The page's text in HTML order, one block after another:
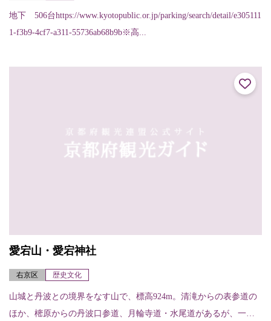
地下 506台https://www.kyotopublic.or.jp/parking/search/detail/e305111
1-f3b9-4cf7-a311-55736ab68b9b※高...
愛宕山・愛宕神社
右京区 歴史文化
山城と丹波との境界をなす山で、標高924m。清滝からの表参道の
ほか、樒原からの丹波口参道、月輪寺道・水尾道があるが、一般